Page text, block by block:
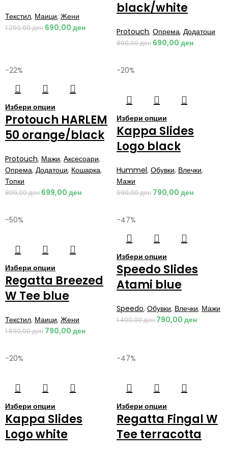
Текстил, Маици, Жени
1.290,00ден 690,00 ден
black/white
Protouch, Опрема, Додатоци
890,00ден 690,00 ден
-22%
Избери опции
Protouch HARLEM
50 orange/black
Protouch, Мажи, Аксесоари,
Опрема, Додатоци, Кошарка,
Топки
899,00ден 699,00 ден
-20%
Избери опции
Kappa Slides
Logo black
Hummel, Обувки, Влечки,
Мажи
990,00ден 790,00 ден
-50%
Избери опции
Regatta Breezed
W Tee blue
Текстил, Маици, Жени
1.590,00ден 790,00 ден
-47%
Избери опции
Speedo Slides
Atami blue
Speedo, Обувки, Влечки, Мажи
1.490,00ден 790,00 ден
-20%
Избери опции
Kappa Slides
Logo white
-47%
Избери опции
Regatta Fingal W
Tee terracotta